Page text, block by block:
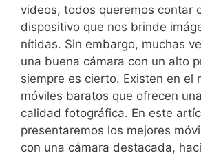
videos, todos ​queremos contar
dispositivo que nos brinde
nítidas. Sin embargo, muchas‌
⁣una buena cámara con ⁣un alto⁣
siempre es⁤ cierto. ​Existen ⁣en el
móviles baratos que⁣ ofrecen
calidad‌ fotográfica. En este
presentaremos los mejores
con una cámara destacada,